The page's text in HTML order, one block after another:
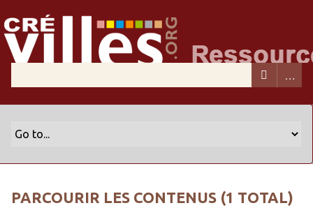
PARCOURIR LES CONTENUS (1 TOTAL)